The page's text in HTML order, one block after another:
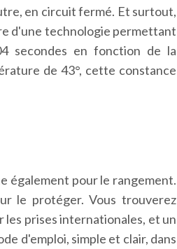
en circuit fermé. Et surtout,
d'une technologie permettant
secondes en fonction de la
de 43°, cette constance
également pour le rangement.
le protéger. Vous trouverez
les prises internationales, et un
d'emploi, simple et clair, dans